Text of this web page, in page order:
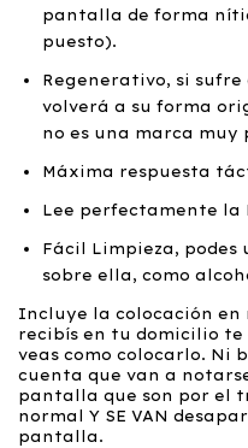
pantalla de forma
puesto).
Regenerativo, si
volverá a su forma
no es una marca muy
Máxima respuesta
Lee perfectamente la
Fácil Limpieza,
sobre ella, como
Incluye la colocación en
recibís en tu domicilio
veas como colocarlo. Ni
cuenta que van a
pantalla que son por el
normal Y SE VAN
pantalla.